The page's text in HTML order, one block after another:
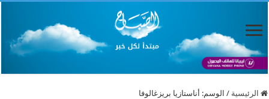
الرئيسية / الوسم: أناستازيا بريزغالوفا